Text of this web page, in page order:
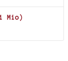
Mio)